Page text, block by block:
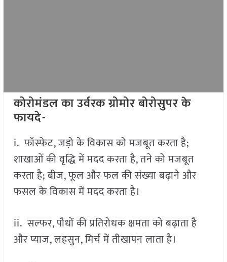
कोरोमंडल का उर्वरक ग्रोमोर बोरोसुपर के
फायदे-
i. फॉस्फेट, जड़ो के विकास को मजबूत करता है;
शाखाओं की वृद्धि में मदद करता है, तने को मजबूत
करता है; बीज, फूल और फल की संख्या बढ़ाने और
फसल के विकास में मदद करता है।
ii. सल्फर, पौधों की प्रतिरोधक क्षमता को बढ़ाता है
और प्याज, लहसुन, मिर्च में तीखापन लाता है।